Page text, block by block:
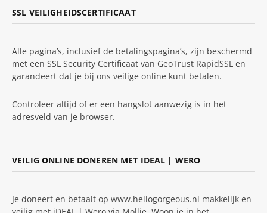
SSL VEILIGHEIDSCERTIFICAAT
Alle pagina’s, inclusief de betalingspagina’s, zijn beschermd
met een SSL Security Certificaat van GeoTrust RapidSSL en
garandeert dat je bij ons veilige online kunt betalen.
Controleer altijd of er een hangslot aanwezig is in het
adresveld van je browser.
VEILIG ONLINE DONEREN MET IDEAL | WERO
Je doneert en betaalt op www.hellogorgeous.nl makkelijk en